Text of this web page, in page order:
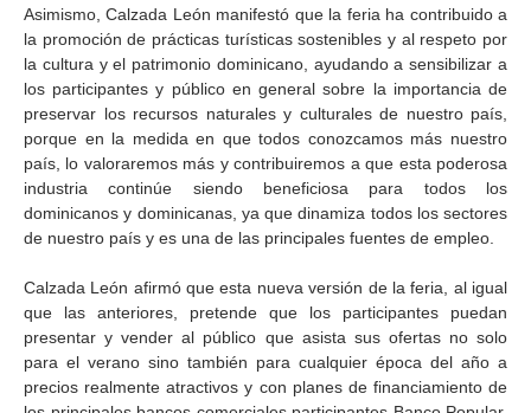
Asimismo, Calzada León manifestó que la feria ha contribuido a
la promoción de prácticas turísticas sostenibles y al respeto por
la cultura y el patrimonio dominicano, ayudando a sensibilizar a
los participantes y público en general sobre la importancia de
preservar los recursos naturales y culturales de nuestro país,
porque en la medida en que todos conozcamos más nuestro
país, lo valoraremos más y contribuiremos a que esta poderosa
industria continúe siendo beneficiosa para todos los
dominicanos y dominicanas, ya que dinamiza todos los sectores
de nuestro país y es una de las principales fuentes de empleo.
Calzada León afirmó que esta nueva versión de la feria, al igual
que las anteriores, pretende que los participantes puedan
presentar y vender al público que asista sus ofertas no solo
para el verano sino también para cualquier época del año a
precios realmente atractivos y con planes de financiamiento de